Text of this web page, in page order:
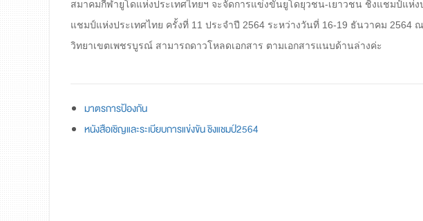
สมาคมกีฬายูโดแห่งประเทศไทยฯ จะจัดการแข่งขันยูโดยุวชน-เยาวชน ชิงแชมป์แห่
แชมป์แห่งประเทศไทย ครั้งที่ 11 ประจำปี 2564 ระหว่างวันที่ 16-19 ธันวาคม 2564
วิทยาเขตเพชรบูรณ์ สามารถดาวโหลดเอกสาร ตามเอกสารแนบด้านล่างค่ะ
มาตรการป้องกัน
หนังสือเชิญและระเบียบการแข่งขัน ชิงแชมป์2564